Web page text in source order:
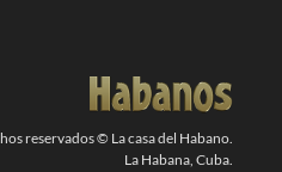
reservados © La casa del Habano.
La Habana, Cuba.